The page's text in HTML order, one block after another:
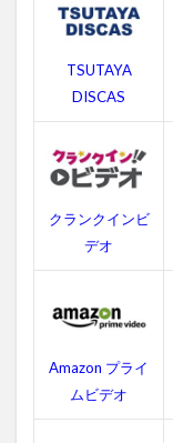
向
こ
動
画
覧
2.1
向こ
の字
幕動
TSUTAYA
DISCAS
クランクインビ
デオ
Amazon プライ
ムビデオ